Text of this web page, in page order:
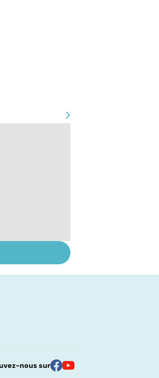
sous
nous sur